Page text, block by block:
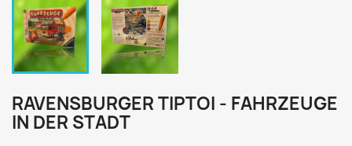
RAVENSBURGER TIPTOI - FAHRZEUGE
IN DER STADT